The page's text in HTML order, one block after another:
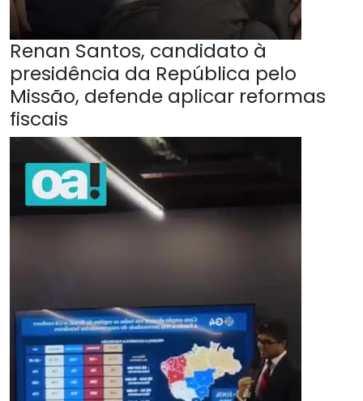
Renan Santos, candidato à
presidência da República pelo
Missão, defende aplicar reformas
fiscais